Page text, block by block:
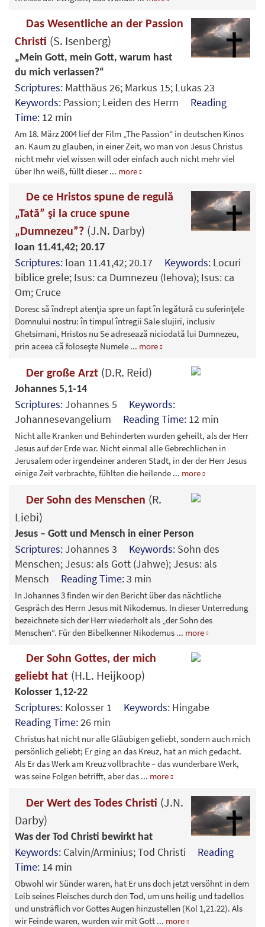
Das Wesentliche an der Passion
Christi (S. Isenberg)
„Mein Gott, mein Gott, warum hast
du mich verlassen?“
Scriptures: Matthäus 26; Markus 15; Lukas 23
Keywords: Passion; Leiden des Herrn Reading
Time: 12 min
Am 18. März 2004 lief der Film „The Passion“ in deutschen Kinos
an. Kaum zu glauben, in einer Zeit, wo man von Jesus Christus
nicht mehr viel wissen will oder einfach auch nicht mehr viel
über Ihn weiß, füllt dieser... more
De ce Hristos spune de regulă
„Tată” şi la cruce spune
„Dumnezeu”? (J.N. Darby)
Ioan 11.41,42; 20.17
Scriptures: Ioan 11.41,42; 20.17 Keywords: Locuri
biblice grele; Isus: ca Dumnezeu (Iehova); Isus: ca
Om; Cruce
Doresc să îndrept atenţia spre un fapt în legătură cu suferinţele
Domnului nostru: în timpul întregii Sale slujiri, inclusiv
Ghetsimani, Hristos nu Se adresează niciodată lui Dumnezeu,
prin aceea că foloseşte Numele ... more
Der große Arzt (D.R. Reid)
Johannes 5,1-14
Scriptures:Johannes 5 Keywords:
Johannesevangelium Reading Time: 12 min
Nicht alle Kranken und Behinderten wurden geheilt, als der Herr
Jesus auf der Erde war. Nicht einmal alle Gebrechlichen in
Jerusalem oder irgendeiner anderen Stadt, in der der Herr Jesus
einige Zeit verbrachte, fühlten die heilende ... more
Der Sohn des Menschen (R.
Liebi)
Jesus – Gott und Mensch in einer Person
Scriptures:Johannes 3 Keywords: Sohn des
Menschen; Jesus: als Gott (Jahwe); Jesus: als
Mensch Reading Time:3 min
In Johannes 3 finden wir den Bericht über das nächtliche
Gespräch des Herrn Jesus mit Nikodemus. In dieser Unterredung
bezeichnete sich der Herr wiederholt als „der Sohn des
Menschen“. Für den Bibelkenner Nikodemus ... more
Der Sohn Gottes, der mich
geliebt hat (H.L. Heijkoop)
Kolosser 1,12-22
Scriptures: Kolosser 1 Keywords: Hingabe
Reading Time:26 min
Christus hat nicht nur alle Gläubigen geliebt, sondern auch mich
persönlich geliebt; Er ging an das Kreuz, hat an mich gedacht.
Als Er das Werk am Kreuz vollbrachte – das wunderbare Werk,
was seine Folgen betrifft, aber das ... more
Der Wert des Todes Christi (J.N.
Darby)
Was der Tod Christi bewirkt hat
Keywords: Calvin/Arminius; Tod Christi Reading
Time: 14 min
Obwohl wir Sünder waren, hat Er uns doch jetzt versöhnt in dem
Leib seines Fleisches durch den Tod, um uns heilig und tadellos
und unsträflich vor Gottes Augen hinzustellen (Kol 1,21.22). Als
wir Feinde waren, wurden wir mit Gott ... more